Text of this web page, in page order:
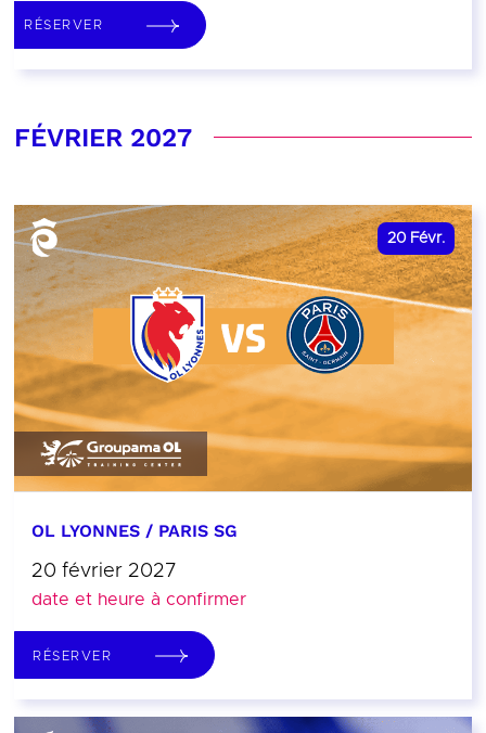
RÉSERVER
FÉVRIER 2027
20 Févr.
OL LYONNES / PARIS SG
20 février 2027
date et heure à confirmer
RÉSERVER